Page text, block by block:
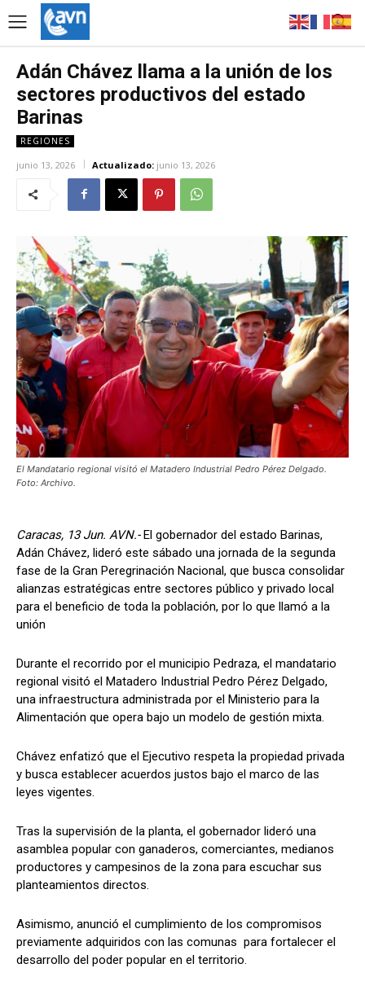
Adán Chávez llama a la unión de los
sectores productivos del estado
Barinas
REGIONES
junio 13, 2026 Actualizado: junio 13, 2026
El Mandatario regional visitó el Matadero Industrial Pedro Pérez Delgado.
Foto: Archivo.
Caracas, 13 Jun. AVN.-El gobernador del estado Barinas,
Adán Chávez, lideró este sábado una jornada de la segunda
fase de la Gran Peregrinación Nacional, que busca consolidar
alianzas estratégicas entre sectores público y privado local
para el beneficio de toda la población, por lo que llamó a la
unión
Durante el recorrido por el municipio Pedraza, el mandatario
regional visitó el Matadero Industrial Pedro Pérez Delgado,
una infraestructura administrada por el Ministerio para la
Alimentación que opera bajo un modelo de gestión mixta.
Chávez enfatizó que el Ejecutivo respeta la propiedad privada
y busca establecer acuerdos justos bajo el marco de las
leyes vigentes.
Tras la supervisión de la planta, el gobernador lideró una
asamblea popular con ganaderos, comerciantes, medianos
productores y campesinos de la zona para escuchar sus
planteamientos directos.
Asimismo, anunció el cumplimiento de los compromisos
previamente adquiridos con las comunas para fortalecer el
desarrollo del poder popular en el territorio.